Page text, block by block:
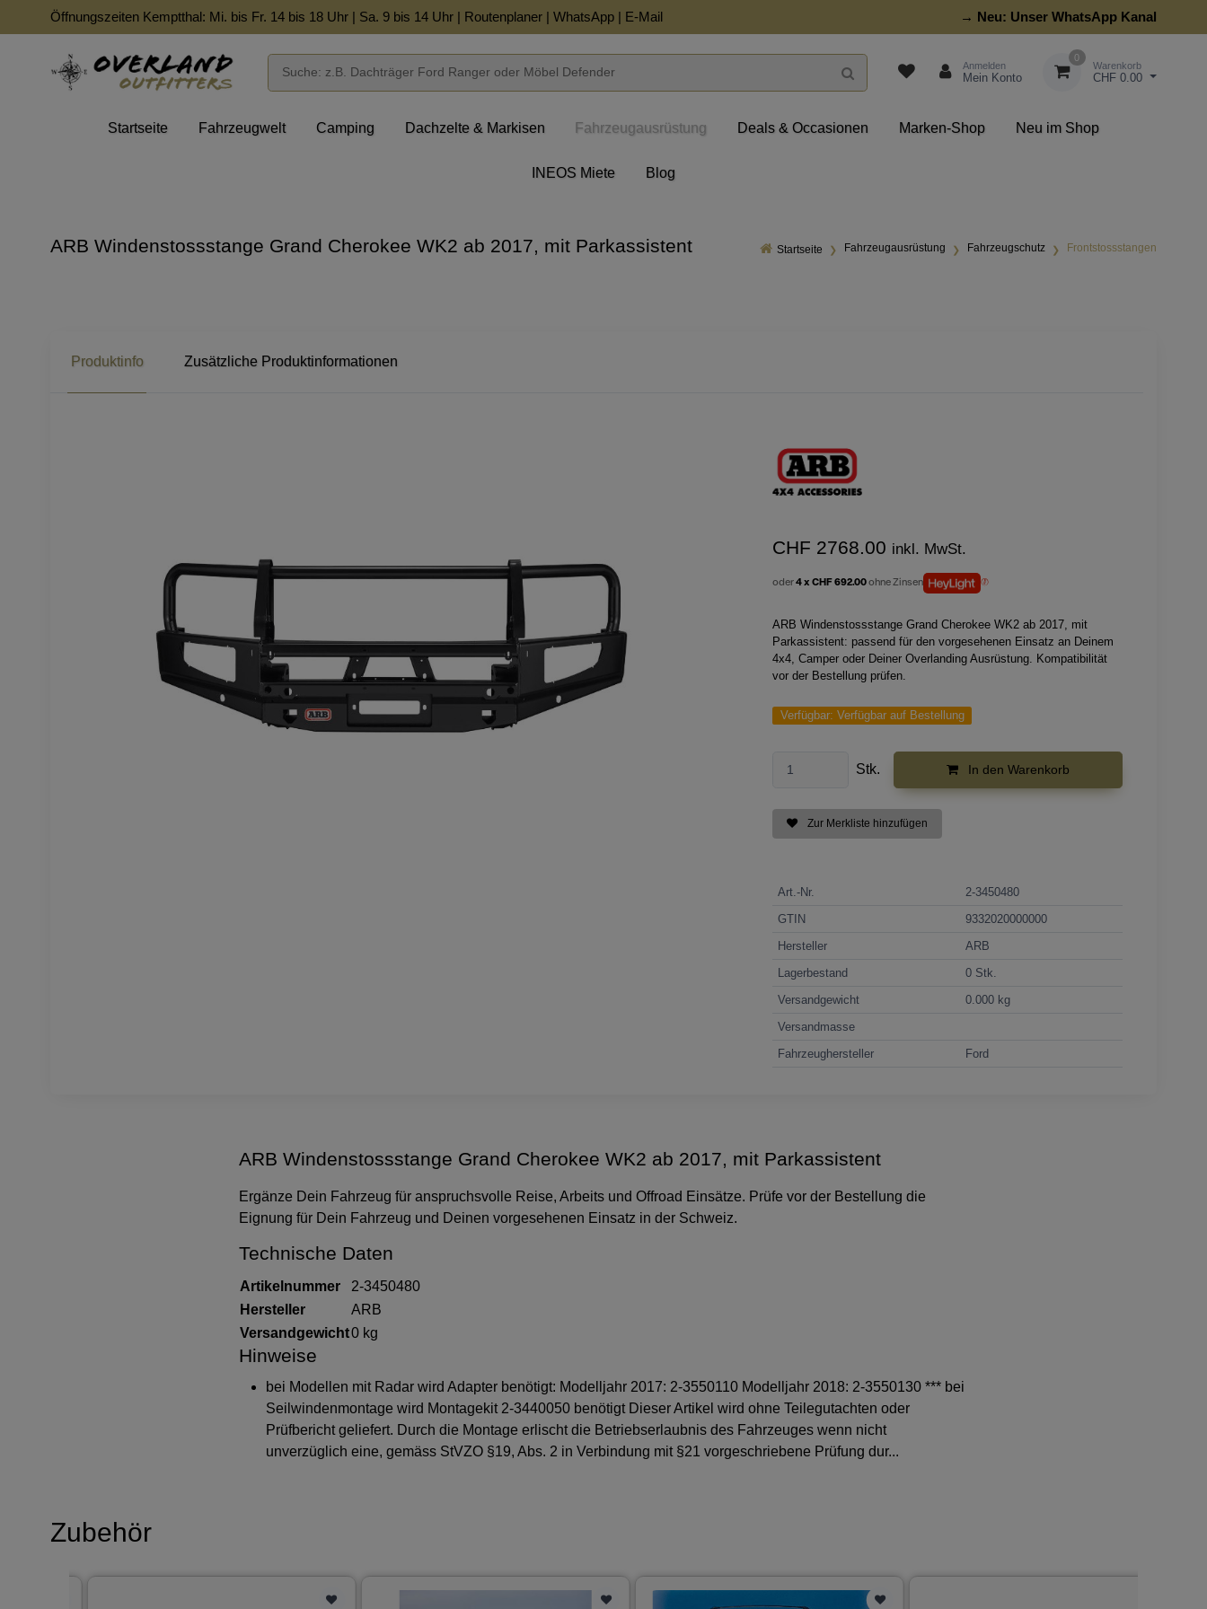
Öffnungszeiten Kemptthal: Mi. bis Fr. 14 bis 18 Uhr | Sa. 9 bis 14 Uhr | Routenplaner | WhatsApp | E-Mail → Neu: Unser WhatsApp Kanal
Anmelden
Mein Konto
0
Warenkorb
CHF 0.00
Startseite Fahrzeugwelt Camping Dachzelte & Markisen Fahrzeugausrüstung Deals & Occasionen Marken-Shop Neu im Shop
INEOS Miete Blog
Startseite Fahrzeugausrüstung Fahrzeugschutz Frontstossstangen
ARB Windenstossstange Grand Cherokee WK2 ab 2017, mit Parkassistent
Produktinfo Zusätzliche Produktinformationen
CHF 2768.00 inkl. MwSt.
oder4 x CHF 692.00ohne Zinsen
ARB Windenstossstange Grand Cherokee WK2 ab 2017, mit
Parkassistent: passend für den vorgesehenen Einsatz an Deinem
4x4, Camper oder Deiner Overlanding Ausrüstung. Kompatibilität
vor der Bestellung prüfen.
Verfügbar: Verfügbar auf Bestellung
Stk. In den Warenkorb
Zur Merkliste hinzufügen
Art.-Nr.
2-3450480
GTIN
9332020000000
Hersteller
ARB
Lagerbestand
0 Stk.
Versandgewicht
0.000 kg
Versandmasse
Fahrzeughersteller
Ford
ARB Windenstossstange Grand Cherokee WK2 ab 2017, mit Parkassistent
Ergänze Dein Fahrzeug für anspruchsvolle Reise, Arbeits und Offroad Einsätze. Prüfe vor der Bestellung die
Eignung für Dein Fahrzeug und Deinen vorgesehenen Einsatz in der Schweiz.
Technische Daten
Artikelnummer
2-3450480
Hersteller
ARB
Versandgewicht0 kg
Hinweise
bei Modellen mit Radar wird Adapter benötigt: Modelljahr 2017: 2-3550110 Modelljahr 2018: 2-3550130 *** bei
Seilwindenmontage wird Montagekit 2-3440050 benötigt Dieser Artikel wird ohne Teilegutachten oder
Prüfbericht geliefert. Durch die Montage erlischt die Betriebserlaubnis des Fahrzeuges wenn nicht
unverzüglich eine, gemäss StVZO §19, Abs. 2 in Verbindung mit §21 vorgeschriebene Prüfung dur...
Zubehör